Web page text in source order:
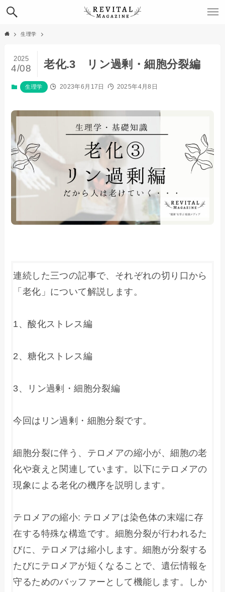
生理学
老化.3 リン過剰・細胞分裂編
2025
4/08
生理学 2023年6月17日 2025年4月8日
連続した三つの記事で、それぞれの切り口から
「老化」について解説します。
1、酸化ストレス編
2、糖化ストレス編
3、リン過剰・細胞分裂編
今回はリン過剰・細胞分裂です。
細胞分裂に伴う、テロメアの縮小が、細胞の老
化や衰えと関連しています。以下にテロメアの
現象による老化の機序を説明します。
テロメアの縮小: テロメアは染色体の末端に存
在する特殊な構造です。細胞分裂が行われるた
びに、テロメアは縮小します。細胞が分裂する
たびにテロメアが短くなることで、遺伝情報を
守るためのバッファーとして機能します。しか